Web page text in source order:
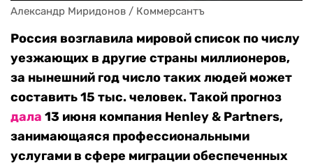
Александр Миридонов / Коммерсантъ
Россия возглавила мировой список по числу
уезжающих в другие страны миллионеров,
за нынешний год число таких людей может
составить 15 тыс. человек. Такой прогноз
дала 13 июня компания Henley & Partners,
занимающаяся профессиональными
услугами в сфере миграции обеспеченных